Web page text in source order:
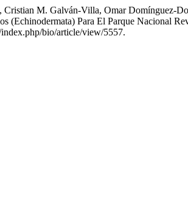
M. Galván-Villa, Omar Domínguez-
(Echinodermata) Para El Parque Nacional
bio/article/view/5557.